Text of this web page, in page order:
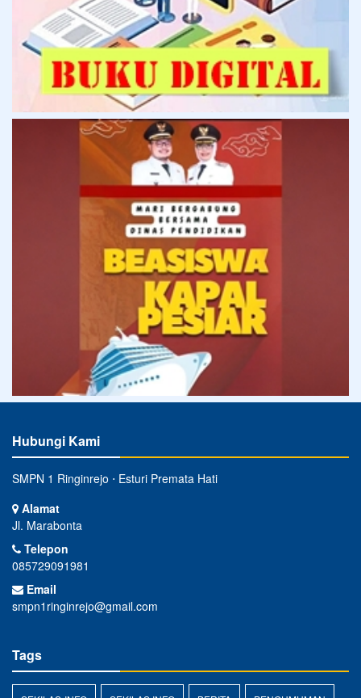
Hubungi Kami
SMPN 1 Ringinrejo ⋅ Esturi Premata Hati
Alamat
Jl. Marabonta
Telepon
085729091981
Email
smpn1ringinrejo@gmail.com
Tags